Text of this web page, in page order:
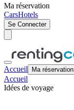
Ma réservation
CarsHotels
Se Connecter
Accueil Ma réservation
Accueil
Idées de voyage